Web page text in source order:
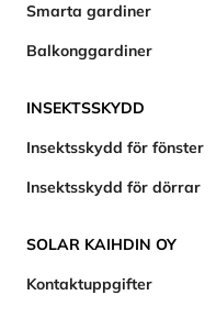
Smarta gardiner
Balkonggardiner
INSEKTSSKYDD
Insektsskydd för fönster
Insektsskydd för dörrar
SOLAR KAIHDIN OY
Kontaktuppgifter